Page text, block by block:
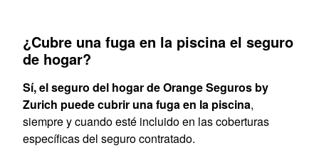
¿Cubre una fuga en la piscina el seguro
de hogar?
Sí, el seguro del hogar de Orange Seguros by
Zurich puede cubrir una fuga en la piscina,
siempre y cuando esté incluido en las coberturas
específicas del seguro contratado.